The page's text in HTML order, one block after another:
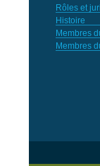
Rôles et
Histoire
Membres
Membres